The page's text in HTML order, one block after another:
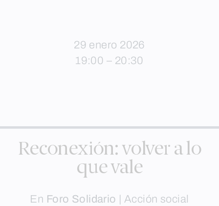
29 enero 2026
19:00 – 20:30
Reconexión: volver a lo
que vale
En Foro Solidario |Acción social